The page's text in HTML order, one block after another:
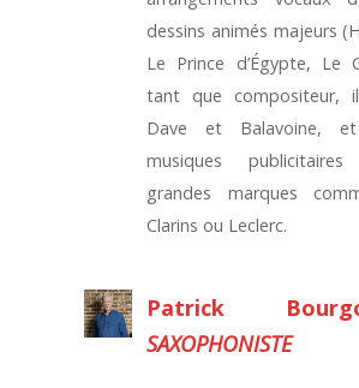
dessins animés majeurs
Le Prince d’Égypte, Le
tant que compositeur,
Dave et Balavoine,
musiques
grandes marques
Clarins ou Leclerc.
Patrick
SAXOPHONISTE